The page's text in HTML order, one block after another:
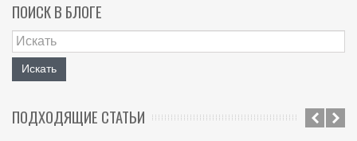
ПОИСК В БЛОГЕ
Искать
ПОДХОДЯЩИЕ СТАТЬИ